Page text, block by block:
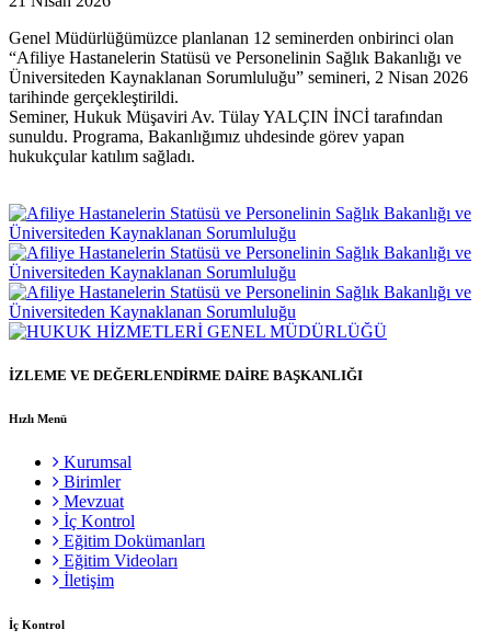
Genel Müdürlüğümüzce planlanan 12 seminerden onbirinci olan
“Afiliye Hastanelerin Statüsü ve Personelinin Sağlık Bakanlığı ve
Üniversiteden Kaynaklanan Sorumluluğu” semineri, 2 Nisan 2026
tarihinde gerçekleştirildi.
Seminer, Hukuk Müşaviri Av. Tülay YALÇIN İNCİ tarafından
sunuldu. Programa, Bakanlığımız uhdesinde görev yapan
hukukçular katılım sağladı.
İZLEME VE DEĞERLENDİRME DAİRE BAŞKANLIĞI
Hızlı Menü
Kurumsal
Birimler
Mevzuat
İç Kontrol
Eğitim Dokümanları
Eğitim Videoları
İletişim
İç Kontrol